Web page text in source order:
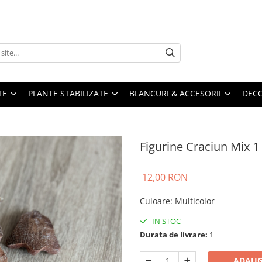
PLANTE STABILIZATE BLANCURI & ACCESORII
Figurine Craciun Mix 1
12,00 RON
Culoare: Multicolor
IN STOC
Durata de livrare: 1